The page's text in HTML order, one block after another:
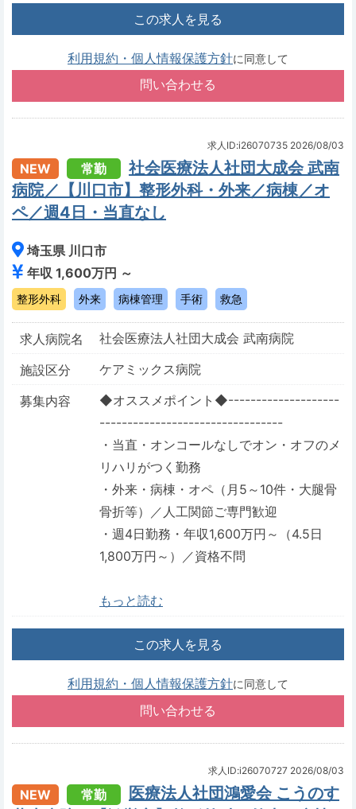
この求人を見る
利用規約・個人情報保護方針に同意して
求人ID:i26070735 2026/08/03
NEW 常勤
社会医療法人社団大成会 武南
病院／【川口市】整形外科・外来／病棟／オ
ペ／週4日・当直なし
埼玉県 川口市
年収 1,600万円 ～
整形外科 外来 病棟管理 手術 救急
求人病院名
社会医療法人社団大成会 武南病院
施設区分
ケアミックス病院
募集内容
◆オススメポイント◆--------------------
---------------------------------
・当直・オンコールなしでオン・オフのメ
リハリがつく勤務
・外来・病棟・オペ（月5～10件・大腿骨
骨折等）／人工関節ご専門歓迎
・週4日勤務・年収1,600万円～（4.5日
1,800万円～）／資格不問
もっと読む
この求人を見る
利用規約・個人情報保護方針に同意して
求人ID:i26070727 2026/08/03
NEW 常勤
医療法人社団鴻愛会 こうのす